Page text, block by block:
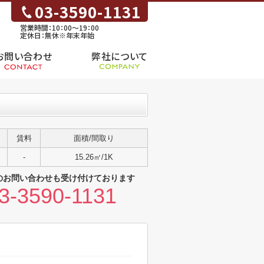
03-3590-1131
営業時間：10：00～19：00
定休日：無休※年末年始
問い合わせ 弊社について
賃料 面積/間取り
- 15.26㎡/1K
お問い合わせも受け付けております
3590-1131